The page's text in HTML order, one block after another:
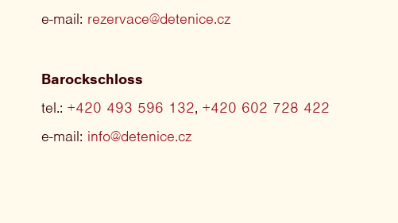
e-mail: rezervace@detenice.cz
Barockschloss
tel.: +420 493 596 132, +420 602 728 422
e-mail: info@detenice.cz